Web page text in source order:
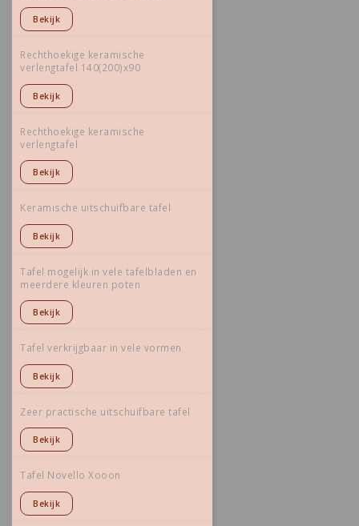
Bekijk
Rechthoekige keramische
verlengtafel 140(200)x90
Bekijk
Rechthoekige keramische
verlengtafel
Bekijk
Keramische uitschuifbare tafel
Bekijk
Tafel mogelijk in vele tafelbladen en
meerdere kleuren poten
Bekijk
Tafel verkrijgbaar in vele vormen
Bekijk
Zeer practische uitschuifbare tafel
Bekijk
Tafel Novello Xooon
Bekijk